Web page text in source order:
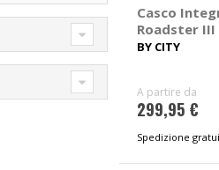
Casco
Roadster III
BY CITY
A partire da
299,95 €
Spedizione